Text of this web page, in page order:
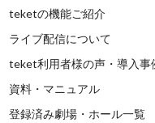
teketの機能ご紹介
ライブ配信について
teket利用者様の声・導入事
資料・マニュアル
登録済み劇場・ホール一覧